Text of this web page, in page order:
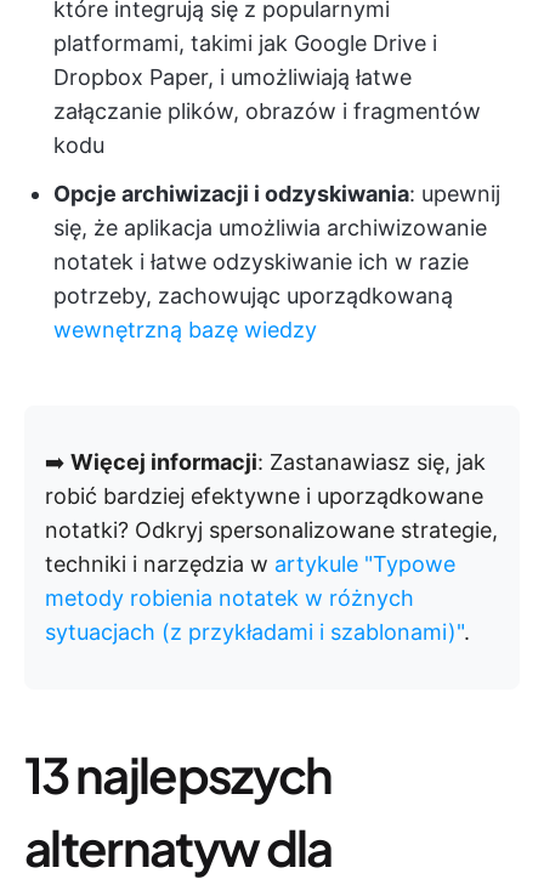
które integrują się z popularnymi
platformami, takimi jak Google Drive i
Dropbox Paper, i umożliwiają łatwe
załączanie plików, obrazów i fragmentów
kodu
Opcje archiwizacji i odzyskiwania: upewnij
się, że aplikacja umożliwia archiwizowanie
notatek i łatwe odzyskiwanie ich w razie
potrzeby, zachowując uporządkowaną
wewnętrzną bazę wiedzy
➡️ Więcej informacji: Zastanawiasz się, jak
robić bardziej efektywne i uporządkowane
notatki? Odkryj spersonalizowane strategie,
techniki i narzędzia w artykule "Typowe
metody robienia notatek w różnych
sytuacjach (z przykładami i szablonami)".
13 najlepszych
alternatyw dla